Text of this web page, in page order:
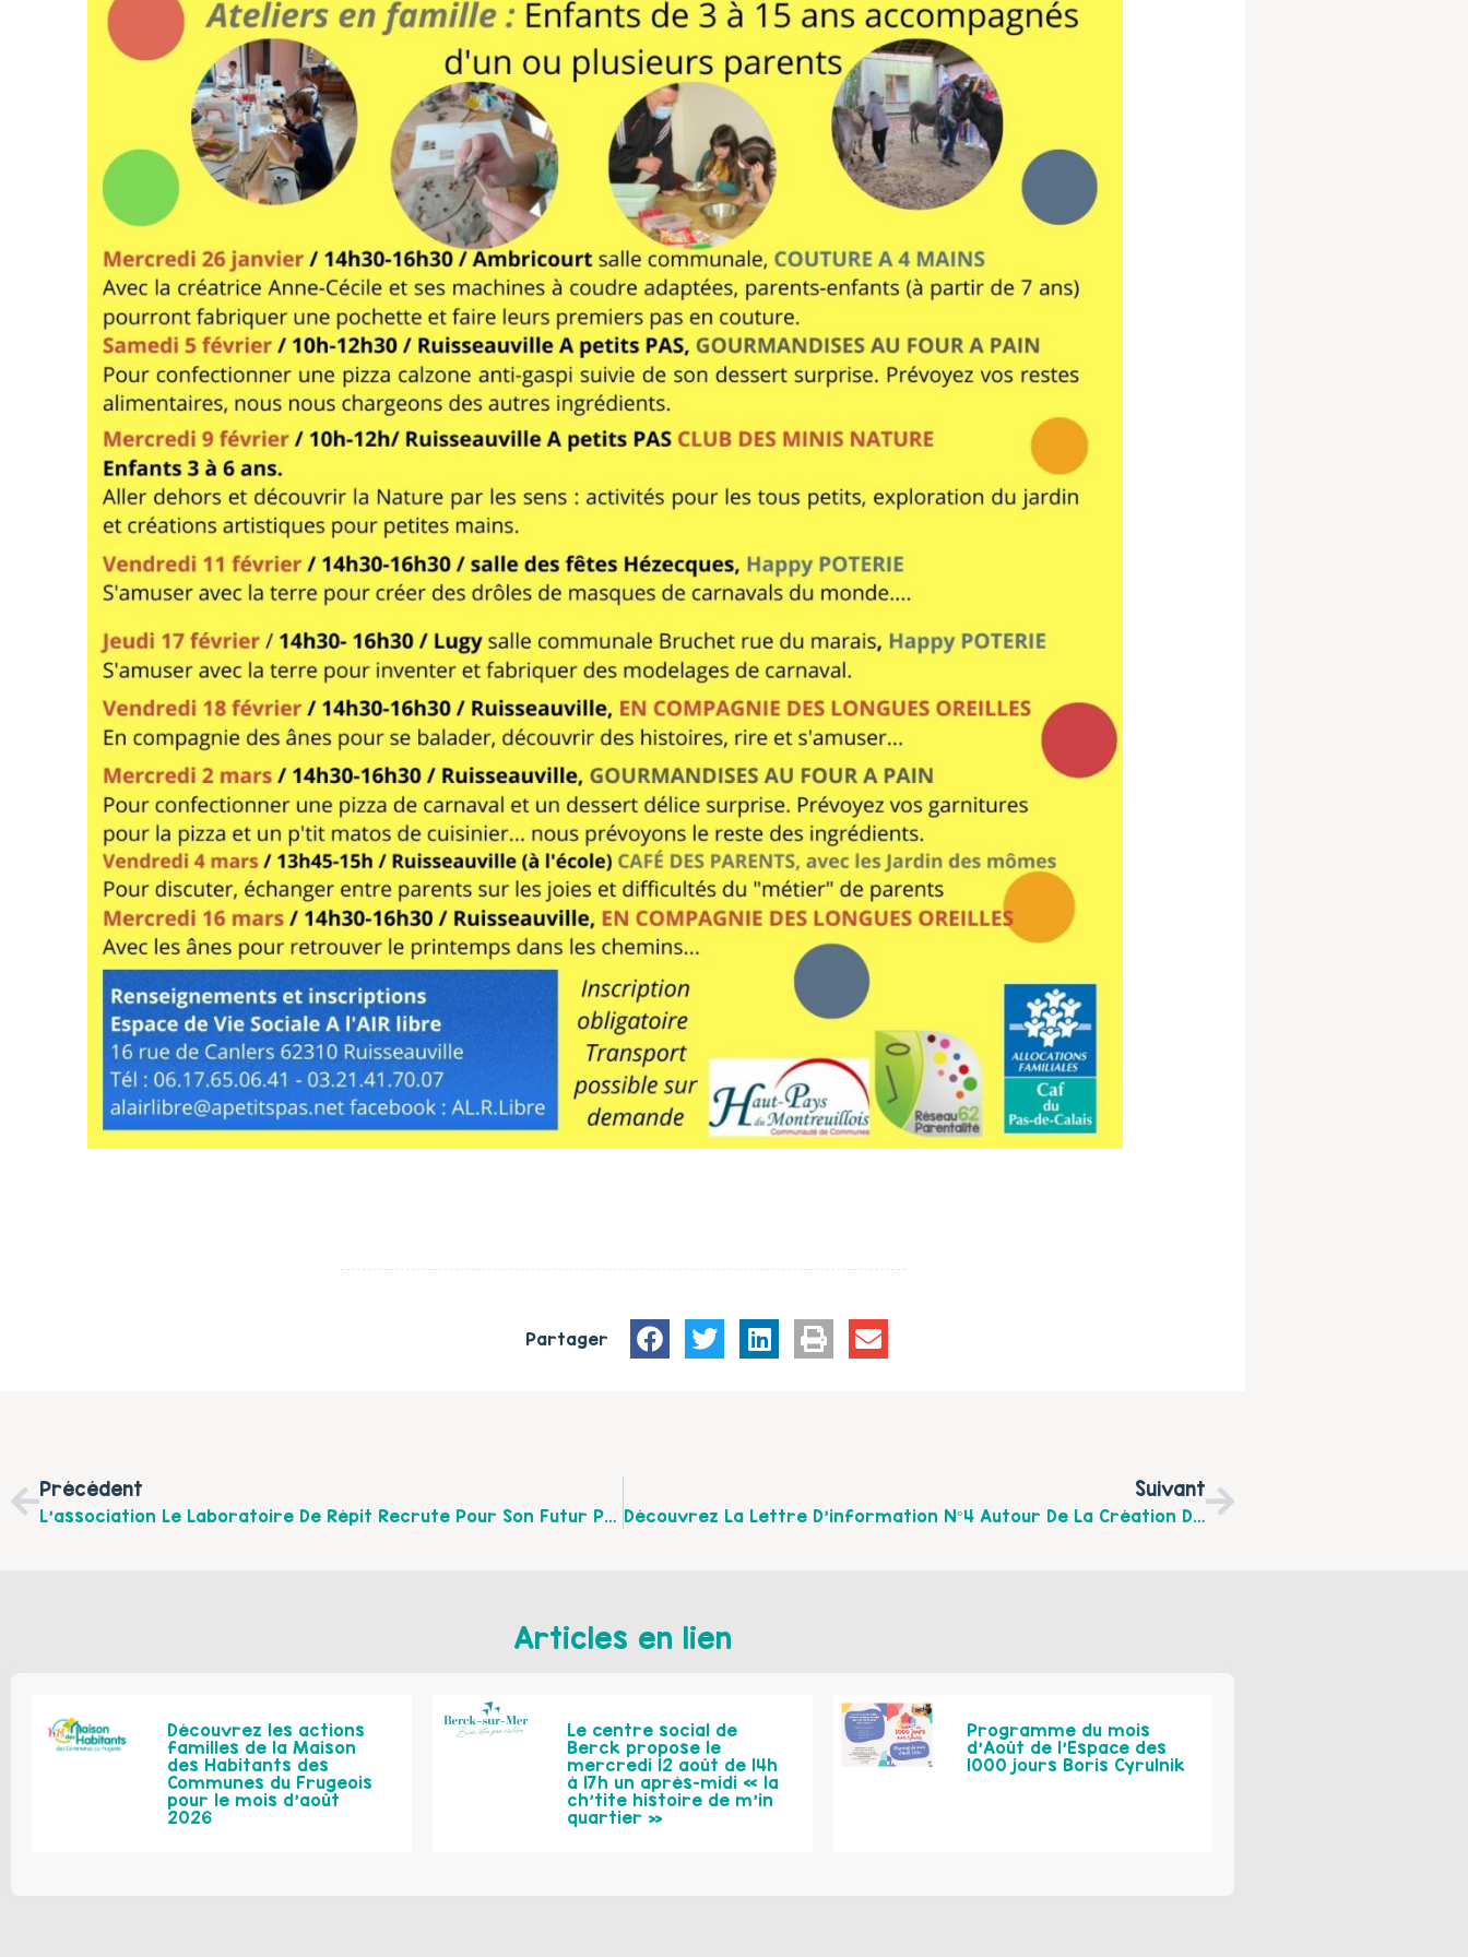
Partager
Précédent
L’association Le Laboratoire De Répit Recrute Pour Son Futur Pôle Parents Aidants Sur Le Montreuillois Un.e Conseiller.ère Parentalité Différente
Suivant
Découvrez La Lettre D’information N°4 Autour De La Création D’un Centre Social Sur Fruges Et Environs
Articles en lien
Découvrez les actions
familles de la Maison
des Habitants des
Communes du Frugeois
pour le mois d’août
2026
Le centre social de
Berck propose le
mercredi 12 août de 14h
à 17h un après-midi « la
ch’tite histoire de m’in
quartier »
Programme du mois
d’Août de l’Espace des
1000 jours Boris Cyrulnik